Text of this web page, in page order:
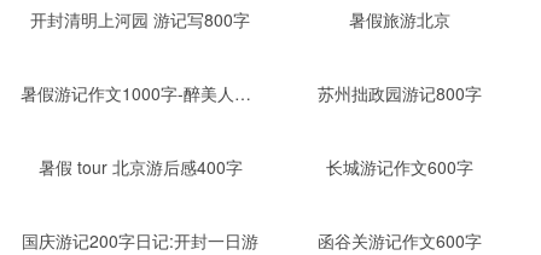
开封清明上河园 游记写800字 暑假旅游北京
暑假游记作文1000字-醉美人千岛湖 苏州拙政园游记800字
暑假 tour 北京游后感400字 长城游记作文600字
国庆游记200字日记:开封一日游 函谷关游记作文600字